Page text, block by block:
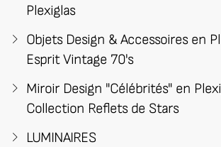
Plexiglas
Objets Design & Accessoires en
Esprit Vintage 70's
Miroir Design "Célébrités" en
Collection Reflets de Stars
LUMINAIRES